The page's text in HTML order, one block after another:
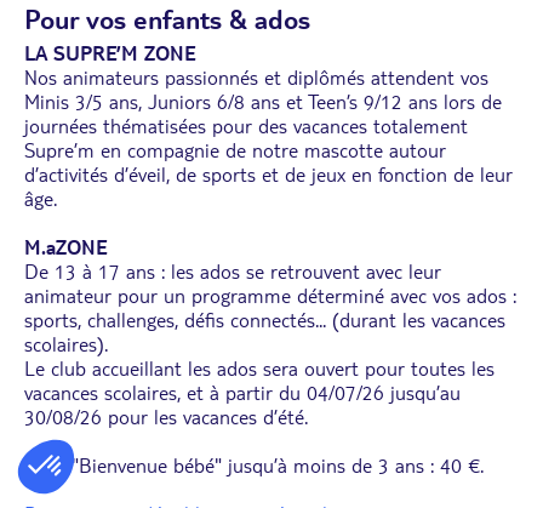
Pour vos enfants & ados
LA SUPRE’M ZONE
Nos animateurs passionnés et diplômés attendent vos
Minis 3/5 ans, Juniors 6/8 ans et Teen’s 9/12 ans lors de
journées thématisées pour des vacances totalement
Supre’m en compagnie de notre mascotte autour
d’activités d’éveil, de sports et de jeux en fonction de leur
âge.
M.aZONE
De 13 à 17 ans : les ados se retrouvent avec leur
animateur pour un programme déterminé avec vos ados :
sports, challenges, défis connectés... (durant les vacances
scolaires).
Le club accueillant les ados sera ouvert pour toutes les
vacances scolaires, et à partir du 04/07/26 jusqu’au
30/08/26 pour les vacances d’été.
• Kit "Bienvenue bébé" jusqu’à moins de 3 ans : 40 €.